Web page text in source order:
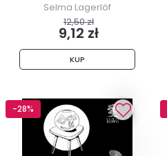
Selma Lagerlöf
12,50 zł
9,12 zł
KUP
-28%